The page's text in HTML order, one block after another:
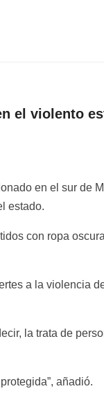
el violento
en el sur de
estado.
con ropa
a la violencia
la trata de
añadió.